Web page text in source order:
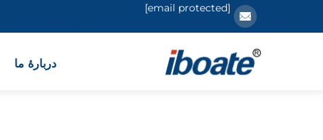
[email protected]
دربارهٔ ما